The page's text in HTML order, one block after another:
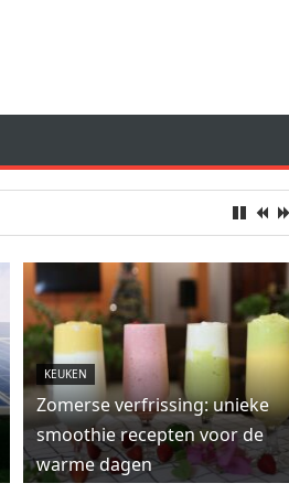
KEUKEN
Zomerse verfrissing: unieke
smoothie recepten voor de
warme dagen